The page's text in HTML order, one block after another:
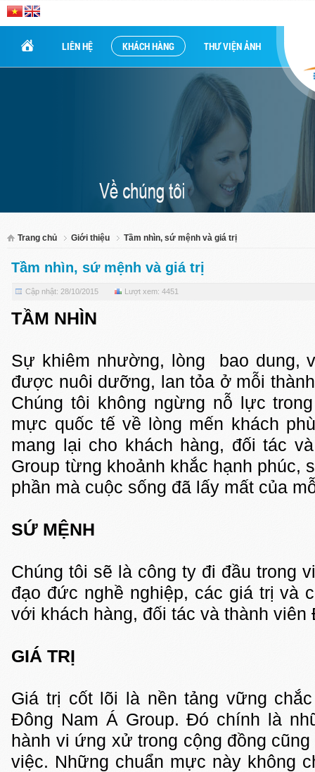
LIÊN HỆ KHÁCH HÀNG THƯ VIỆN ẢNH
Trang chủ Giới thiệu Tầm nhìn, sứ mệnh và giá trị
Tầm nhìn, sứ mệnh và giá trị
Cập nhật: 28/10/2015 Lượt xem: 4451
TẦM NHÌN
Sự khiêm nhường, lòng bao dung,
được nuôi dưỡng, lan tỏa ở mỗi
Chúng tôi không ngừng nỗ lực
mực quốc tế về lòng mến khách
mang lại cho khách hàng, đối tác
Group từng khoảnh khắc hạnh phúc,
phần mà cuộc sống đã lấy mất của
SỨ MỆNH
Chúng tôi sẽ là công ty đi đầu trong
đạo đức nghề nghiệp, các giá trị và
với khách hàng, đối tác và thành viên
GIÁ TRỊ
Giá trị cốt lõi là nền tảng vững
Đông Nam Á Group. Đó chính là
hành vi ứng xử trong cộng đồng
việc. Những chuẩn mực này không